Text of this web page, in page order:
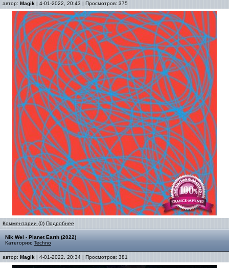
автор: Magik | 4-01-2022, 20:43 | Просмотров: 375
Комментарии (0) Подробнее
Nik Wel - Planet Earth (2022)
Категория: Techno
автор: Magik | 4-01-2022, 20:34 | Просмотров: 381